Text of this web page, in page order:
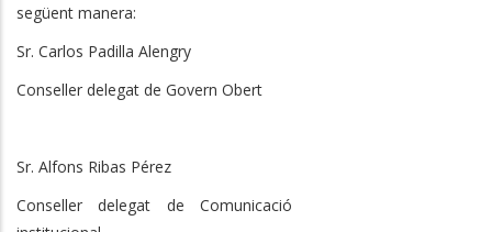
següent manera:
Sr. Carlos Padilla Alengry
Conseller delegat de Govern Obert
Sr. Alfons Ribas Pérez
Conseller delegat de Comunicació